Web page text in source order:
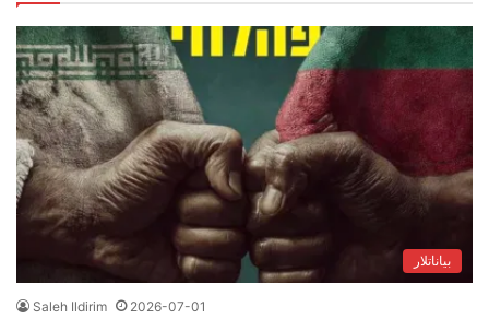
بیاناتلار
Saleh Ildirim 2026-07-01